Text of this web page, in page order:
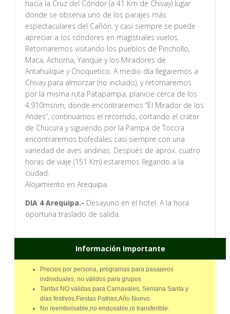
hacia la Cruz del Cóndor (a 41 Km de Chivay) lugar
donde se observa uno de los parajes más
espectaculares del Cañón, y casi siempre se puede
apreciar a los cóndores en magistrales vuelos.
Retornaremos visitando los pueblos de Pinchollo,
Maca, Achoma, Yanque y los Miradores de
Antahuilque y Choquetico. A medio día llegaremos a
Chivay para almorzar (no incluido), y retornaremos
por la misma ruta Patapampa, planicie cerca de los
4,910msnm, donde encontraremos “El Mirador de los
Andes”, continuamos el recorrido, cortando el cráter
de Chucura y siguiendo por la Pampa de Toccra
encontraremos bofedales casi siempre con una
variedad de aves andinas. Después de aprox. cuatro
horas de viaje (151 Km) estaremos llegando a la
ciudad.
Alojamiento en Arequipa.
DIA 4 Arequipa.- Desayuno en el hotel. A la hora
oportuna traslado de salida.
Información Importante
Precios por persona, programas para pasajeros
individuales, no válidos para grupos
Tarifas NO válidas para Carnavales, Semana Santa y
días festivos.Fiestas Patrias,Año Nuevo
No reembolsable,no endosable,ni transferible.